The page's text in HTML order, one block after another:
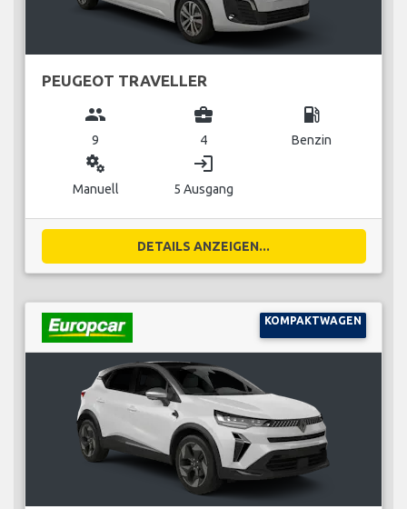
PEUGEOT TRAVELLER
group
9
business_center
4
local_gas_station
Benzin
miscellaneous_services
Manuell
login
5 Ausgang
DETAILS ANZEIGEN...
KOMPAKTWAGEN